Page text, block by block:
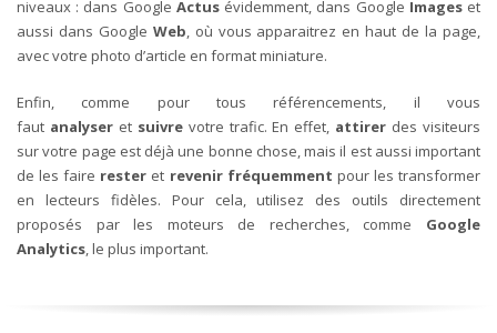
niveaux : dans Google Actus évidemment, dans Google Images et
aussi dans Google Web, où vous apparaitrez en haut de la page,
avec votre photo d’article en format miniature.
Enfin, comme pour tous référencements, il vous
faut analyser et suivre votre trafic. En effet, attirer des visiteurs
sur votre page est déjà une bonne chose, mais il est aussi important
de les faire rester et revenir fréquemment pour les transformer
en lecteurs fidèles. Pour cela, utilisez des outils directement
proposés par les moteurs de recherches, comme Google
Analytics, le plus important.